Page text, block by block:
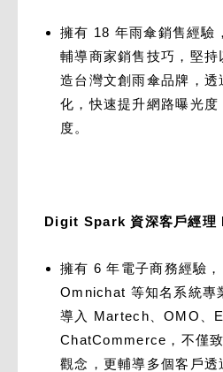
擁有 18 年雨傘銷售經驗
輔導商家銷售技巧，堅
造台灣文創雨傘品牌，
化，快速提升網路曝光度
度。
Digit Spark 資深客戶經
擁有 6 年電子商務經驗
Omnichat 等知名系統專
導入 Martech、OMO、
ChatCommerce，不僅
觀念，更輔導多個客戶透